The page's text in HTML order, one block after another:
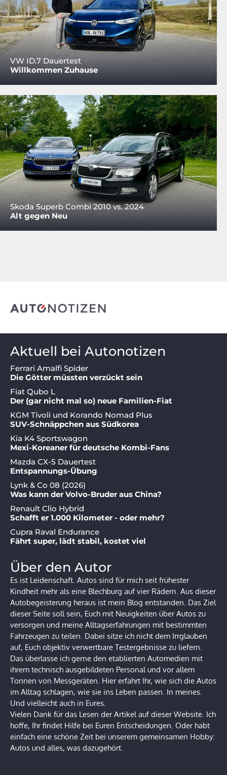
VW ID.7 Dauertest
Willkommen Zuhause
Skoda Superb Combi 2010 vs. 2024
Alt gegen Neu
Aktuell bei Autonotizen
Ferrari Amalfi Spider
Die Götter müssten verzückt sein
Fiat Qubo L
Der (gar nicht mal so) neue Familien-Fiat
KGM Tivoli und Korando Nomad Plus
SUV-Schnäppchen aus Südkorea
Kia K4 Sportswagon
Mexi-Koreaner für deutsche Kombi-Fans
Mazda CX-5 Dauertest
Entspannungs-Übung
Lynk & Co 08 (2026)
Was kann der Volvo-Bruder aus China?
Renault Clio Hybrid
Schafft er 1.000 Kilometer - oder mehr?
Cupra Raval Endurance
Fährt super, lädt stabil, kostet viel
Über den Autor
Es ist Leidenschaft. Autos sind für mich seit frühester
Kindheit mehr als eine Blechburg auf vier Rädern. Aus dieser
Autobegeisterung heraus ist mein Blog entstanden. Das Ziel
dieser Seite soll sein, Euch mit Neuigkeiten über Autos zu
versorgen und meine Alltagserfahrungen mit bestimmten
Fahrzeugen zu teilen. Dabei sitze ich nicht dem Irrglauben
auf, Euch objektiv verwertbare Testergebnisse zu liefern.
Das überlasse ich gerne den etablierten Automedien mit
ihrem technisch ausgebildeten Personal und vor allem
Tonnen von Messgeräten. Hier erfahrt Ihr, wie sich die Autos
im Alltag schlagen, wie sie ins Leben passen. In meines.
Und vielleicht auch in Eures.
Vielen Dank für das Lesen der Artikel auf dieser Website. Ich
hoffe, Ihr findet Hilfe bei Euren Entscheidungen. Oder habt
einfach eine schöne Zeit bei unserem gemeinsamen Hobby:
Autos und alles, was dazugehört.